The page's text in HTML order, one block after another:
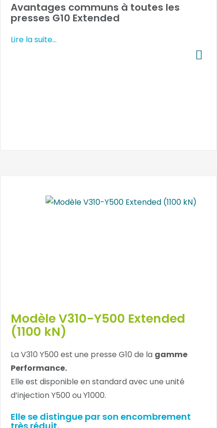
Avantages communs à toutes les
presses G10 Extended
Lire la suite...
Modèle V310-Y500 Extended
(1100 kN)
La V310 Y500 est une presse G10 de la gamme
Performance.
Elle est disponible en standard avec une unité
d’injection Y500 ou Y1000.
Elle se distingue par son encombrement